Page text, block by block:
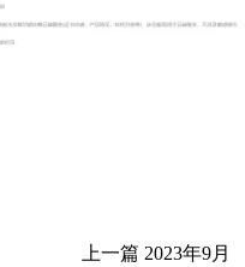
上一篇 2023年9月